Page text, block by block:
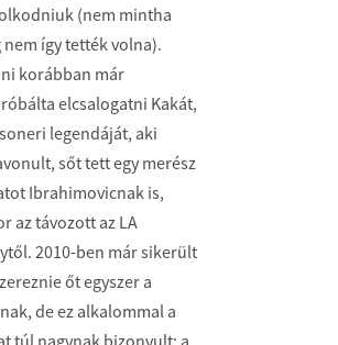
(nem mintha
így tették volna).
korábban már
elcsalogatni Kakát,
legendáját, aki
sőt tett egy merész
Ibrahimovicnak is,
az távozott az LA
2010-ben már sikerült
őt egyszer a
de ez alkalommal a